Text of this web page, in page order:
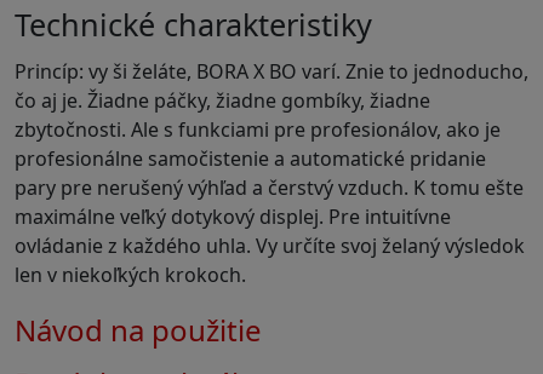
Technické charakteristiky
Princíp: vy ši želáte, BORA X BO varí. Znie to jednoducho,
čo aj je. Žiadne páčky, žiadne gombíky, žiadne
zbytočnosti. Ale s funkciami pre profesionálov, ako je
profesionálne samočistenie a automatické pridanie
pary pre nerušený výhľad a čerstvý vzduch. K tomu ešte
maximálne veľký dotykový displej. Pre intuitívne
ovládanie z každého uhla. Vy určíte svoj želaný výsledok
len v niekoľkých krokoch.
Návod na použitie